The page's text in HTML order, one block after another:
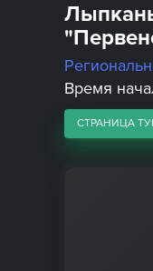
Время
СТРАНИЦА